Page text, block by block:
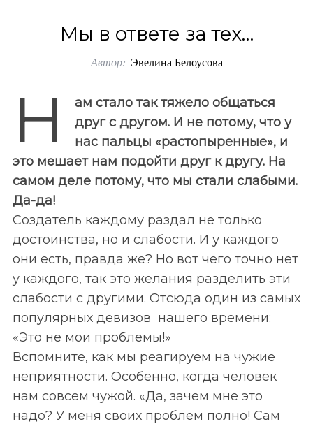
h
Мы в ответе за тех…
Автор: Эвелина Белоусова
Н
ам стало так тяжело общаться
друг с другом. И не потому, что у
нас пальцы «растопыренные», и
это мешает нам подойти друг к другу. На
самом деле потому, что мы стали слабыми.
Да-да!
Создатель каждому раздал не только
достоинства, но и слабости. И у каждого
они есть, правда же? Но вот чего точно нет
у каждого, так это желания разделить эти
слабости с другими. Отсюда один из самых
популярных девизов нашего времени:
«Это не мои проблемы!»
Вспомните, как мы реагируем на чужие
неприятности. Особенно, когда человек
нам совсем чужой. «Да, зачем мне это
надо? У меня своих проблем полно! Сам